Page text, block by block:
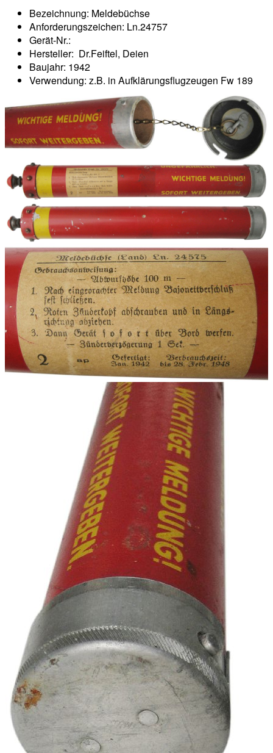
Bezeichnung: Meldebüchse
Anforderungszeichen: Ln.24757
Gerät-Nr.:
Hersteller: Dr.Feiftel, Deien
Baujahr: 1942
Verwendung: z.B. in Aufklärungsflugzeugen Fw 189